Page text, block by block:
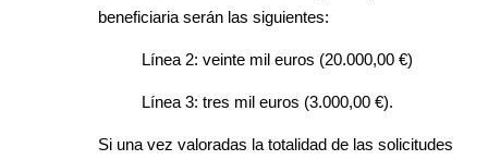
beneficiaria serán las siguientes:
Línea 2: veinte mil euros (20.000,00 €)
Línea 3: tres mil euros (3.000,00 €).
Si una vez valoradas la totalidad de las solicitudes